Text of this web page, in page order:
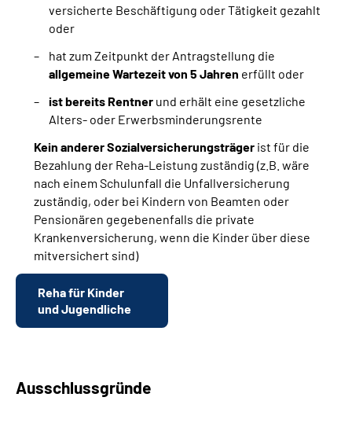
versicherte Beschäftigung oder Tätigkeit gezahlt
oder
hat zum Zeitpunkt der Antragstellung die
allgemeine Wartezeit von 5 Jahren erfüllt oder
ist bereits Rentner und erhält eine gesetzliche
Alters- oder Erwerbsminderungsrente
Kein anderer Sozialversicherungsträger ist für die
Bezahlung der Reha-Leistung zuständig (z.B. wäre
nach einem Schulunfall die Unfallversicherung
zuständig, oder bei Kindern von Beamten oder
Pensionären gegebenenfalls die private
Krankenversicherung, wenn die Kinder über diese
mitversichert sind)
Reha für Kinder
und Jugendliche
Ausschlussgründe